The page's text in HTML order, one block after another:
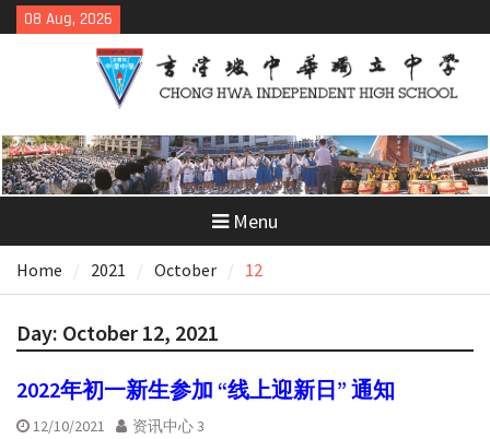
Skip
to
08 Aug, 2026
Menu
Home 2021 October 12
Day: October 12, 2021
2022年初一新生参加 “线上迎新日” 通知
12/10/2021 资讯中心 3